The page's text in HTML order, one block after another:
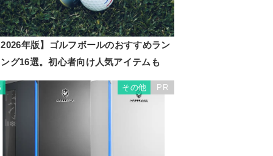
年版】ゴルフボールのおすすめラン
グ16選。初心者向け人気アイテムも
その他 PR